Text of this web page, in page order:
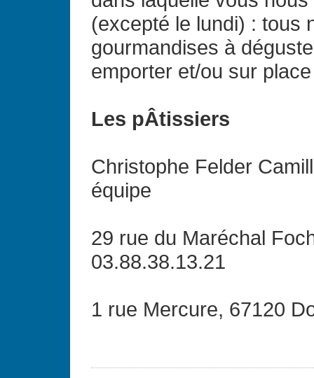
(excepté le lundi) : tous
gourmandises à
emporter et/ou sur
Les pÂtissiers
Christophe Felder
équipe
29 rue du Maréchal
03.88.38.13.21
1 rue Mercure, 67120